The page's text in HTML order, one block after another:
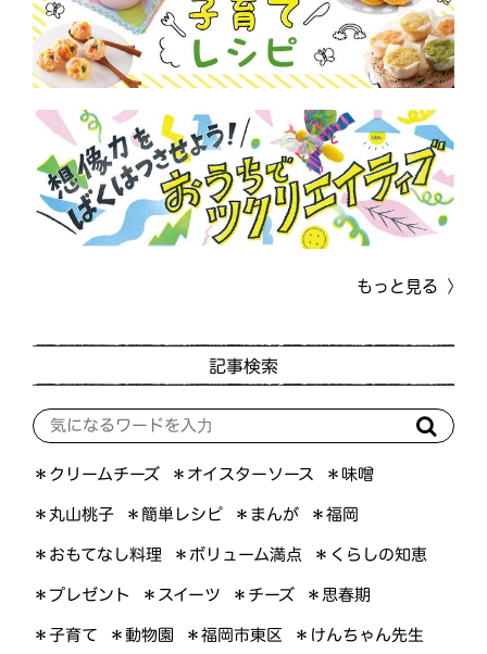
もっと見る
記事検索
＊クリームチーズ ＊オイスターソース ＊味噌
＊丸山桃子 ＊簡単レシピ ＊まんが ＊福岡
＊おもてなし料理 ＊ボリューム満点 ＊くらしの知恵
＊プレゼント ＊スイーツ ＊チーズ ＊思春期
＊子育て ＊動物園 ＊福岡市東区 ＊けんちゃん先生